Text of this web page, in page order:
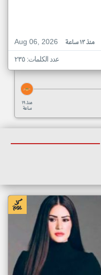
Aug 06, 2026
منذ ١٣ ساعة
عدد الكلمات: ٢٣٥
منذ ١٩
ساعة